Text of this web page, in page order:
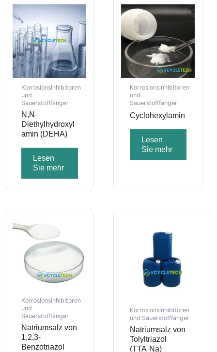
Korrosionsinhibitoren
und
Sauerstofffänger
N,N-
Diethylhydroxyl
amin (DEHA)
Lesen
Sie mehr
Korrosionsinhibitoren
und
Sauerstofffänger
Cyclohexylamin
Lesen
Sie mehr
Korrosionsinhibitoren
und
Sauerstofffänger
Natriumsalz von
1,2,3-
Benzotriazol
Korrosionsinhibitoren
und Sauerstofffänger
Natriumsalz von
Tolyltriazol
(TTA·Na)